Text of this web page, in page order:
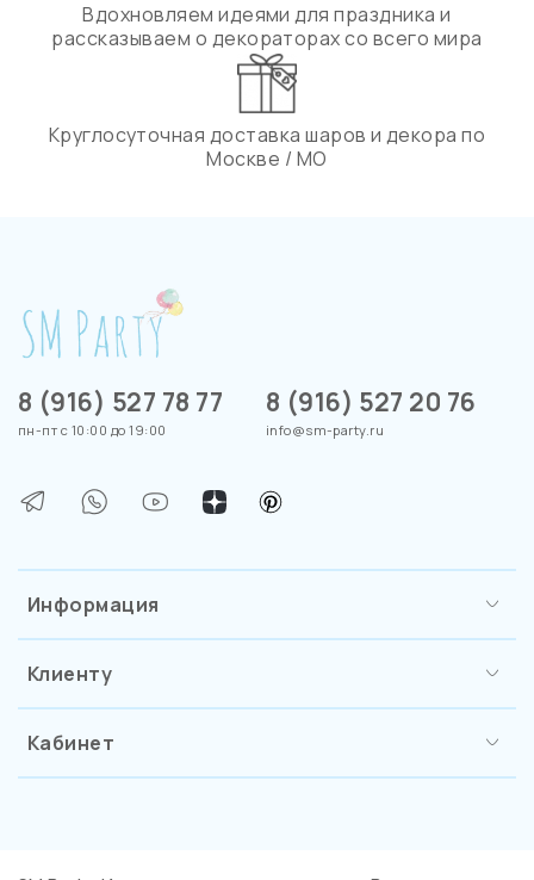
Вдохновляем идеями для праздника и
рассказываем о декораторах со всего мира
Круглосуточная доставка шаров и декора по
Москве / МО
Информация
Клиенту
Кабинет
8 (916) 527 78 77
пн-пт с 10:00 до 19:00
8 (916) 527 20 76
info@sm-party.ru